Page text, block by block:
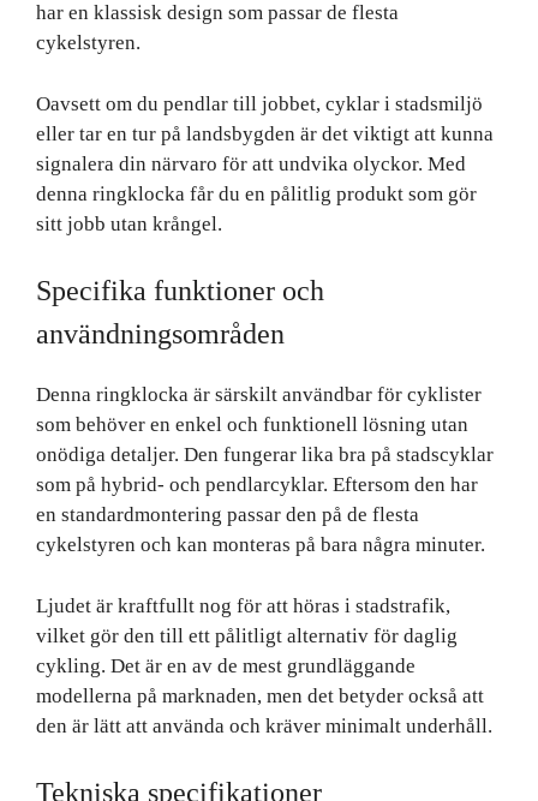
har en klassisk design som passar de flesta
cykelstyren.
Oavsett om du pendlar till jobbet, cyklar i stadsmiljö
eller tar en tur på landsbygden är det viktigt att kunna
signalera din närvaro för att undvika olyckor. Med
denna ringklocka får du en pålitlig produkt som gör
sitt jobb utan krångel.
Specifika funktioner och
användningsområden
Denna ringklocka är särskilt användbar för cyklister
som behöver en enkel och funktionell lösning utan
onödiga detaljer. Den fungerar lika bra på stadscyklar
som på hybrid- och pendlarcyklar. Eftersom den har
en standardmontering passar den på de flesta
cykelstyren och kan monteras på bara några minuter.
Ljudet är kraftfullt nog för att höras i stadstrafik,
vilket gör den till ett pålitligt alternativ för daglig
cykling. Det är en av de mest grundläggande
modellerna på marknaden, men det betyder också att
den är lätt att använda och kräver minimalt underhåll.
Tekniska specifikationer